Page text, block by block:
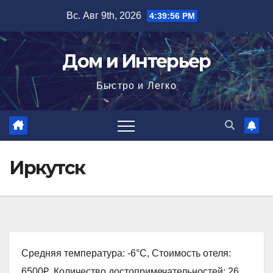
содержимому
Вс. Авг 9th, 2026 4:39:57 PM
Дом и Интерьер
Быстро и Легко
Иркутск
Средняя температура: -6°C, Стоимость отеля: